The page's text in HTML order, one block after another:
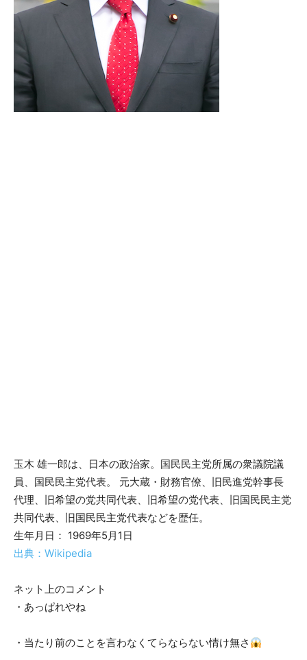
玉木 雄一郎は、日本の政治家。国民民主党所属の衆議院議
員、国民民主党代表。 元大蔵・財務官僚、旧民進党幹事長
代理、旧希望の党共同代表、旧希望の党代表、旧国民民主党
共同代表、旧国民民主党代表などを歴任。
生年月日： 1969年5月1日
出典：Wikipedia
ネット上のコメント
・あっぱれやね
・当たり前のことを言わなくてらならない情け無さ